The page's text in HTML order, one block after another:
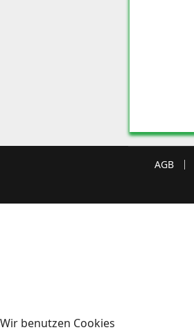
AGB
Wir benutzen Cookies